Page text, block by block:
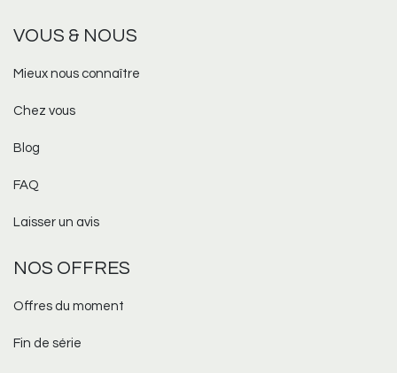
VOUS & NOUS
Mieux nous connaître
Chez vous
Blog
FAQ
Laisser un avis
NOS OFFRES
Offres du moment
Fin de série